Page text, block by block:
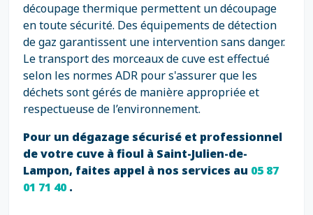
découpage thermique permettent un découpage
en toute sécurité. Des équipements de détection
de gaz garantissent une intervention sans danger.
Le transport des morceaux de cuve est effectué
selon les normes ADR pour s'assurer que les
déchets sont gérés de manière appropriée et
respectueuse de l’environnement.
Pour un dégazage sécurisé et professionnel
de votre cuve à fioul à Saint-Julien-de-
Lampon, faites appel à nos services au 05 87
01 71 40.